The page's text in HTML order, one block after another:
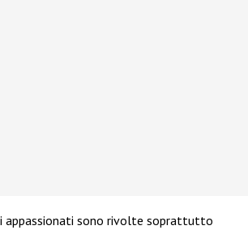
appassionati sono rivolte soprattutto